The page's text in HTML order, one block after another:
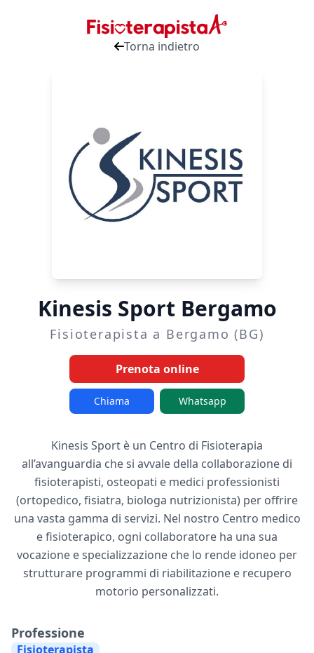
Torna indietro
Kinesis Sport Bergamo
Fisioterapista a Bergamo (BG)
Prenota online
Chiama Whatsapp
Kinesis Sport è un Centro di Fisioterapia
all’avanguardia che si avvale della collaborazione di
fisioterapisti, osteopati e medici professionisti
(ortopedico, fisiatra, biologa nutrizionista) per offrire
una vasta gamma di servizi. Nel nostro Centro medico
e fisioterapico, ogni collaboratore ha una sua
vocazione e specializzazione che lo rende idoneo per
strutturare programmi di riabilitazione e recupero
motorio personalizzati.
Professione
Fisioterapista